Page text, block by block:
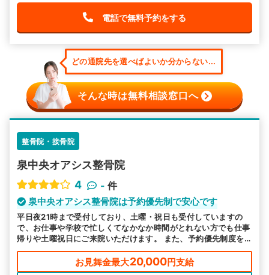
電話で無料予約をする
どの通院先を選べばよいか分からない...
そんな時は無料相談窓口へ
整骨院・接骨院
泉中央オアシス整骨院
4
- 件
泉中央オアシス整骨院は予約優先制で安心です
平日夜21時まで受付しており、土曜・祝日も受付していますの
で、お仕事や学校で忙しくてなかなか時間がとれない方でも仕事
帰りや土曜祝日にご来院いただけます。 また、予約優先制度を
取らせて頂いております。事前にご予約頂ければ、お待ちいただ
かずご案内いたします。
お見舞金最大20,000円支給